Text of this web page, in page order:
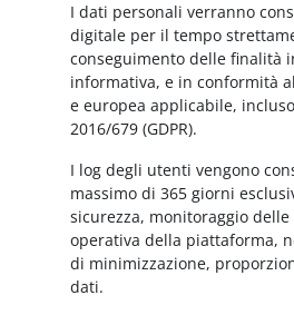
I dati personali verranno
digitale per il tempo
conseguimento delle finalità
informativa, e in conformità
e europea applicabile,
2016/679 (GDPR).
I log degli utenti vengono
massimo di 365 giorni
sicurezza, monitoraggio
operativa della piattaforma,
di minimizzazione,
dati.